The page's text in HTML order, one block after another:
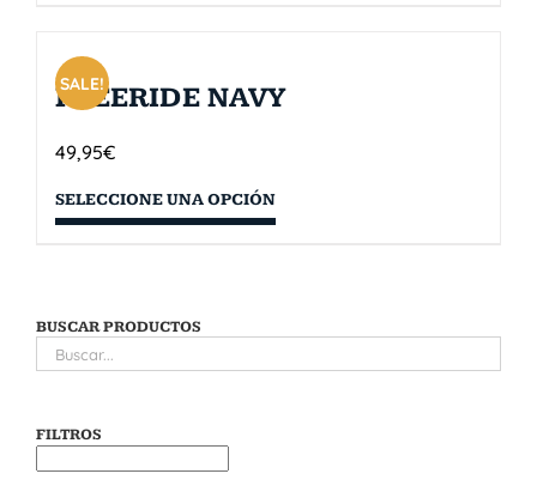
SALE!
FREERIDE NAVY
49,95€
SELECCIONE UNA OPCIÓN
BUSCAR PRODUCTOS
FILTROS